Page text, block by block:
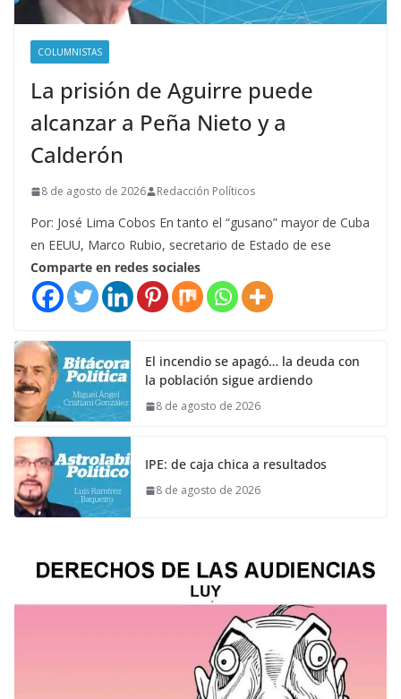
COLUMNISTAS
La prisión de Aguirre puede
alcanzar a Peña Nieto y a
Calderón
8 de agosto de 2026 Redacción Políticos
Por: José Lima Cobos En tanto el “gusano” mayor de Cuba
en EEUU, Marco Rubio, secretario de Estado de ese
Comparte en redes sociales
El incendio se apagó… la deuda con
la población sigue ardiendo
8 de agosto de 2026
IPE: de caja chica a resultados
8 de agosto de 2026